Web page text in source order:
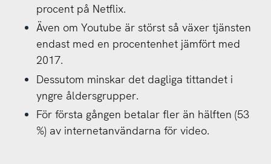
procent på Netflix.
Även om Youtube är störst så växer tjänsten
endast med en procentenhet jämfört med
2017.
Dessutom minskar det dagliga tittandet i
yngre åldersgrupper.
För första gången betalar fler än hälften (53
%) av internetanvändarna för video.